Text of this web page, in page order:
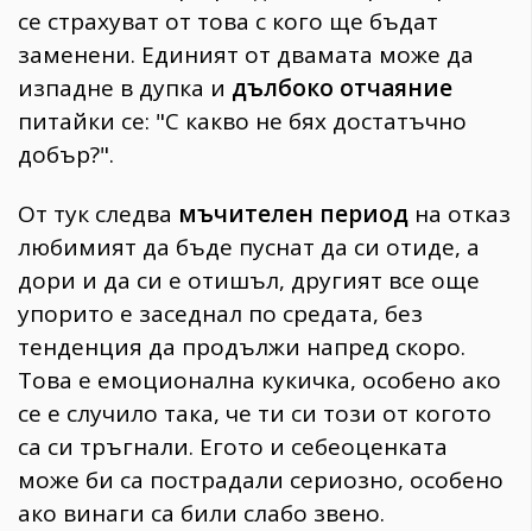
382
Wellness
НИ
се страхуват от това с кого ще бъдат
заменени. Единият от двамата може да
изпадне в дупка и дълбоко отчаяние
питайки се: "С какво не бях достатъчно
добър?".
От тук следва мъчителен период на отказ
любимият да бъде пуснат да си отиде, а
дори и да си е отишъл, другият все още
упорито е заседнал по средата, без
тенденция да продължи напред скоро.
Това е емоционална кукичка, особено ако
се е случило така, че ти си този от когото
са си тръгнали. Егото и себеоценката
може би са пострадали сериозно, особено
ако винаги са били слабо звено.